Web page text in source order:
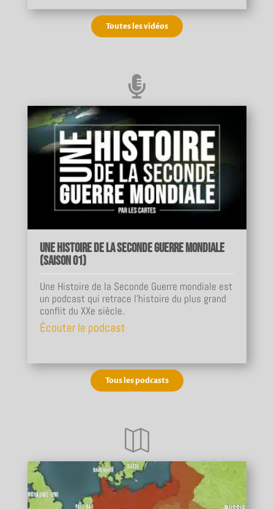
Toutes les vidéos

Une Histoire de la Seconde Guerre mondiale
(Saison 01)
Une Histoire de la Seconde Guerre mondiale est
un podcast qui retrace l'histoire du plus grand
conflit du XXe siècle.
Écouter le podcast
Tous les podcasts
